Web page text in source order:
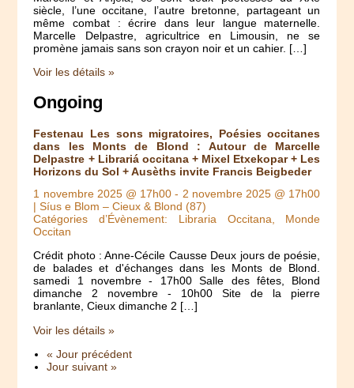
siècle, l’une occitane, l’autre bretonne, partageant un
même combat : écrire dans leur langue maternelle.
Marcelle Delpastre, agricultrice en Limousin, ne se
promène jamais sans son crayon noir et un cahier. […]
Voir les détails »
Ongoing
Festenau Les sons migratoires, Poésies occitanes
dans les Monts de Blond : Autour de Marcelle
Delpastre + Librariá occitana + Mixel Etxekopar + Les
Horizons du Sol + Ausèths invite Francis Beigbeder
1 novembre 2025 @ 17h00 - 2 novembre 2025 @ 17h00
| Síus e Blom – Cieux & Blond (87)
Catégories d’Évènement: Libraria Occitana, Monde
Occitan
Crédit photo : Anne-Cécile Causse Deux jours de poésie,
de balades et d'échanges dans les Monts de Blond.
samedi 1 novembre - 17h00 Salle des fêtes, Blond
dimanche 2 novembre - 10h00 Site de la pierre
branlante, Cieux dimanche 2 […]
Voir les détails »
« Jour précédent
Jour suivant »